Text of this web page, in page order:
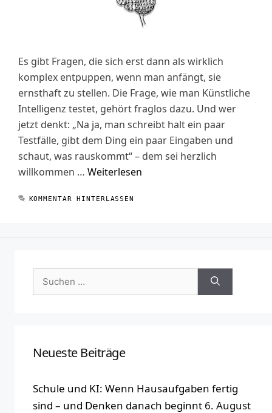
Es gibt Fragen, die sich erst dann als wirklich
komplex entpuppen, wenn man anfängt, sie
ernsthaft zu stellen. Die Frage, wie man Künstliche
Intelligenz testet, gehört fraglos dazu. Und wer
jetzt denkt: „Na ja, man schreibt halt ein paar
Testfälle, gibt dem Ding ein paar Eingaben und
schaut, was rauskommt“ – dem sei herzlich
willkommen … Weiterlesen
KOMMENTAR HINTERLASSEN
Suchen
nach:
Neueste Beiträge
Schule und KI: Wenn Hausaufgaben fertig
sind – und Denken danach beginnt 6. August